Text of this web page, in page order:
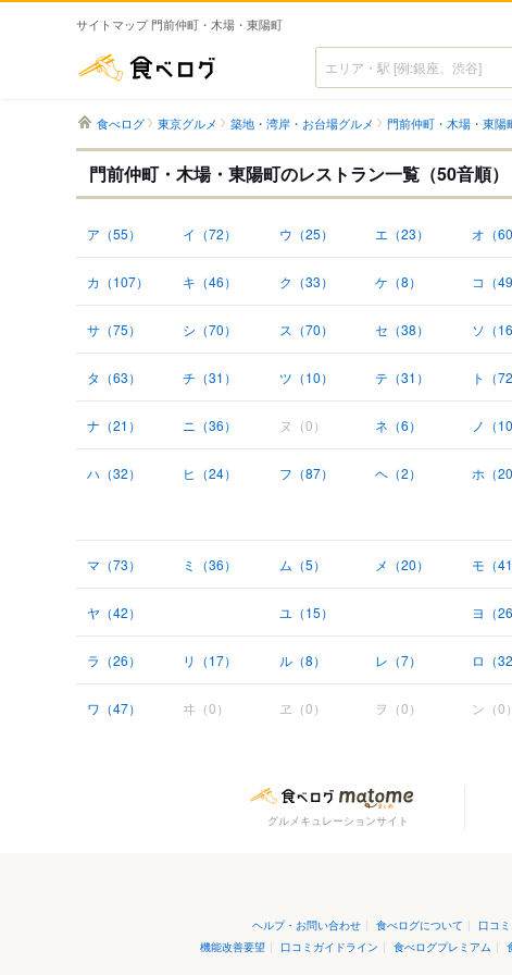
サイトマップ 門前仲町・木場・東陽町
食べログ 東京グルメ 築地・湾岸・お台場グルメ 門前仲町・木場・東陽
門前仲町・木場・東陽町のレストラン一覧（50音順）
ア（55） イ（72） ウ（25） エ（23） オ（60
カ（107） キ（46） ク（33） ケ（8） コ（49
サ（75） シ（70） ス（70） セ（38） ソ（16
タ（63） チ（31） ツ（10） テ（31） ト（72
ナ（21） ニ（36） ヌ（0） ネ（6） ノ（10
ハ（32） ヒ（24） フ（87） ヘ（2） ホ（20
マ（73） ミ（36） ム（5） メ（20） モ（41
ヤ（42） ユ（15） ヨ（26
ラ（26） リ（17） ル（8） レ（7） ロ（32
ワ（47） ヰ（0） ヱ（0） ヲ（0） ン（0）
グルメキュレーションサイト
ヘルプ・お問い合わせ | 食べログについて | 口コ
機能改善要望 | 口コミガイドライン | 食べログプレミアム |